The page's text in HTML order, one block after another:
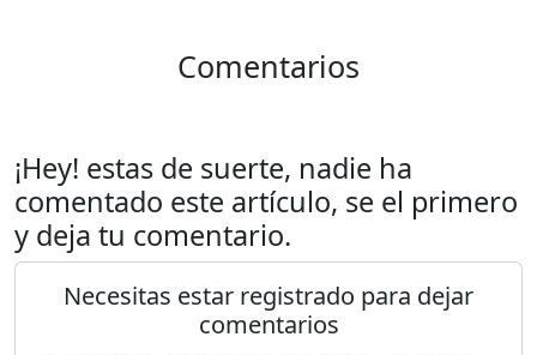
Comentarios
¡Hey! estas de suerte, nadie ha
comentado este artículo, se el primero
y deja tu comentario.
Necesitas estar registrado para dejar
comentarios